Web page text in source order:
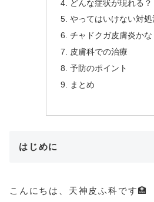
どんな症状が現れる？
やってはいけない対処
チャドクガ皮膚炎か
皮膚科での治療
予防のポイント
まとめ
はじめに
こんにちは、天神皮ふ科です🏥